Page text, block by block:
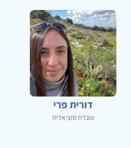
דורית פרי
עובדת סוציאלית